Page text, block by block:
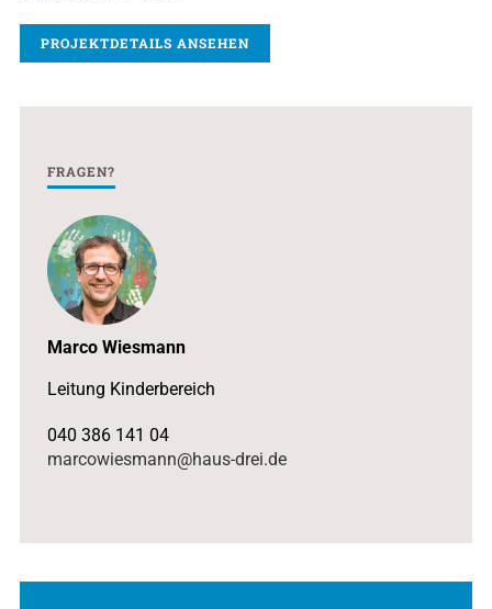
PROJEKTDETAILS ANSEHEN
FRAGEN?
Marco Wiesmann
Leitung Kinderbereich
040 386 141 04
marcowiesmann@haus-drei.de